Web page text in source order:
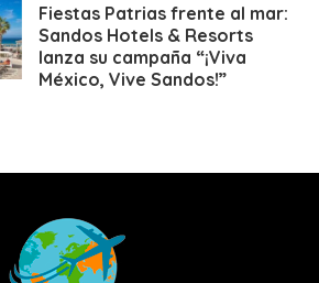
Fiestas Patrias frente al mar:
Sandos Hotels & Resorts
lanza su campaña “¡Viva
México, Vive Sandos!”